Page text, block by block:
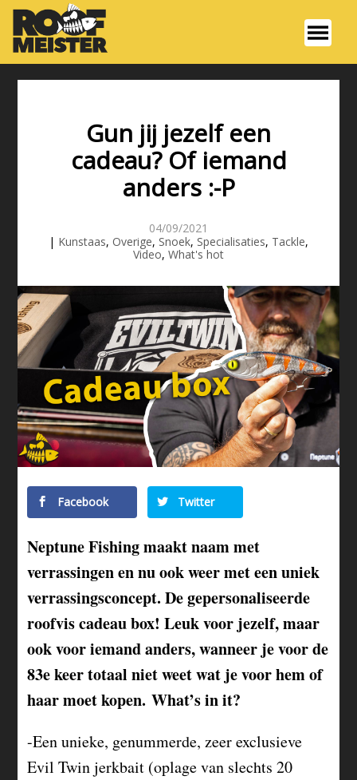
Gun jij jezelf een
cadeau? Of iemand
anders :-P
04/09/2021
| Kunstaas, Overige, Snoek, Specialisaties, Tackle,
Video, What's hot
Facebook Twitter
Neptune Fishing maakt naam met
verrassingen en nu ook weer met een uniek
verrassingsconcept. De gepersonaliseerde
roofvis cadeau box! Leuk voor jezelf, maar
ook voor iemand anders, wanneer je voor de
83e keer totaal niet weet wat je voor hem of
haar moet kopen. What’s in it?
-Een unieke, genummerde, zeer exclusieve
Evil Twin jerkbait (oplage van slechts 20